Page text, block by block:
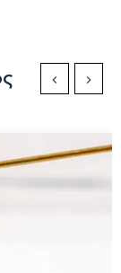
PreviousNext